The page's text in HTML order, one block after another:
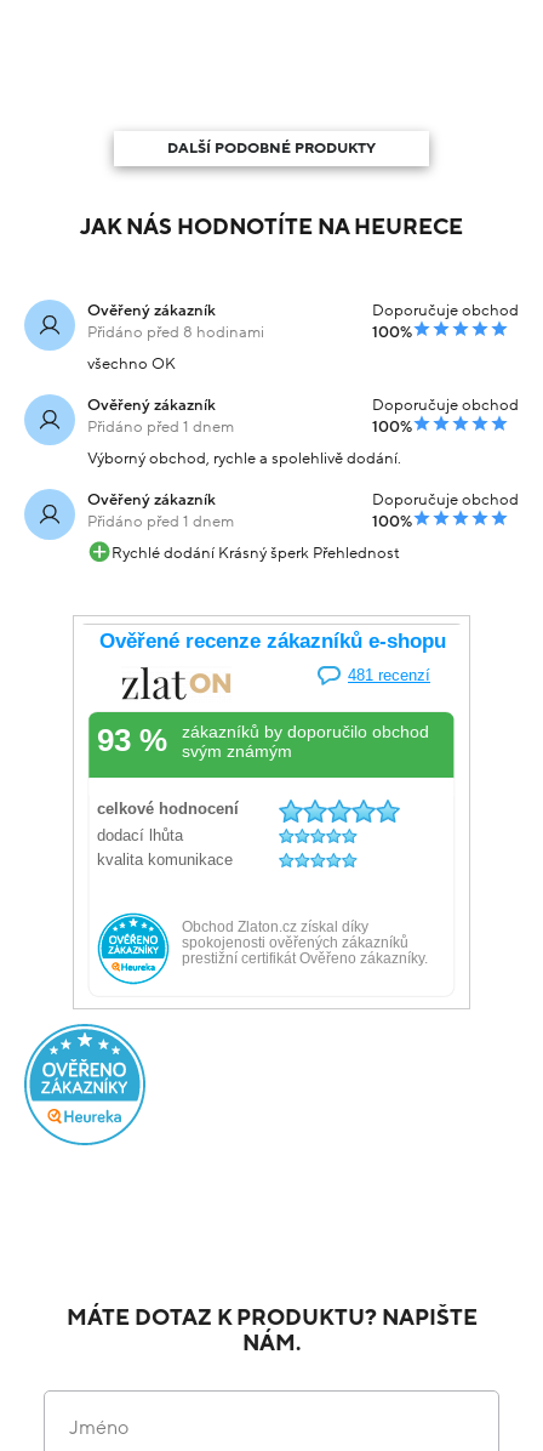
DALŠÍ PODOBNÉ PRODUKTY
JAK NÁS HODNOTÍTE NA HEURECE
Ověřený zákazník
Přidáno před 8 hodinami
Doporučuje obchod
100%
všechno OK
Ověřený zákazník
Přidáno před 1 dnem
Doporučuje obchod
100%
Výborný obchod, rychle a spolehlivě dodání.
Ověřený zákazník
Přidáno před 1 dnem
Doporučuje obchod
100%
Rychlé dodání Krásný šperk Přehlednost
MÁTE DOTAZ K PRODUKTU? NAPIŠTE
NÁM.
Jméno